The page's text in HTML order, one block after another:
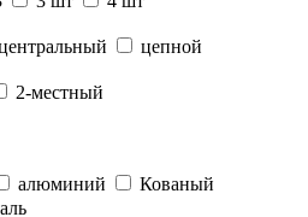
цепной
2-местный
алюминий
Кованый